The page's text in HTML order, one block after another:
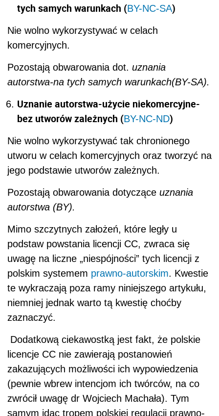
tych samych warunkach (BY-NC-SA)
Nie wolno wykorzystywać w celach
komercyjnych.
Pozostają obwarowania dot. uznania
autorstwa-na tych samych warunkach(BY-SA).
Uznanie autorstwa-użycie niekomercyjne-
bez utworów zależnych (BY-NC-ND)
Nie wolno wykorzystywać tak chronionego
utworu w celach komercyjnych oraz tworzyć na
jego podstawie utworów zależnych.
Pozostają obwarowania dotyczące uznania
autorstwa (BY).
Mimo szczytnych założeń, które legły u
podstaw powstania licencji CC, zwraca się
uwagę na liczne „niespójności” tych licencji z
polskim systemem prawno-autorskim. Kwestie
te wykraczają poza ramy niniejszego artykułu,
niemniej jednak warto tą kwestię choćby
zaznaczyć.
Dodatkową ciekawostką jest fakt, że polskie
licencje CC nie zawierają postanowień
zakazujących możliwości ich wypowiedzenia
(pewnie wbrew intencjom ich twórców, na co
zwrócił uwagę dr Wojciech Machała). Tym
samym idąc tropem polskiej regulacji prawno-